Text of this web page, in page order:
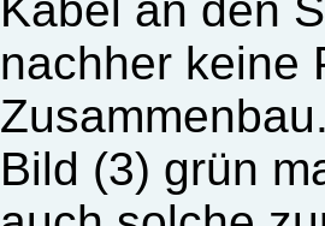
nachher keine
Bild (3) grün